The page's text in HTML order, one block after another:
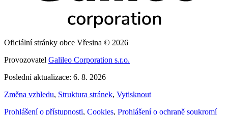
Oficiální stránky obce Vřesina © 2026
Provozovatel Galileo Corporation s.r.o.
Poslední aktualizace: 6. 8. 2026
Změna vzhledu, Struktura stránek, Vytisknout
Prohlášení o přístupnosti, Cookies, Prohlášení o ochraně soukromí